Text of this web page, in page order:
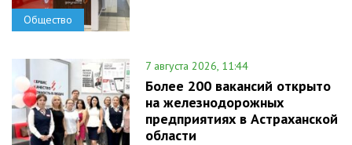
Общество
7 августа 2026, 11:44
Более 200 вакансий открыто
на железнодорожных
предприятиях в Астраханской
области